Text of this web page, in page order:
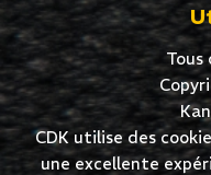
Tous
CDK utilise des
une excellente